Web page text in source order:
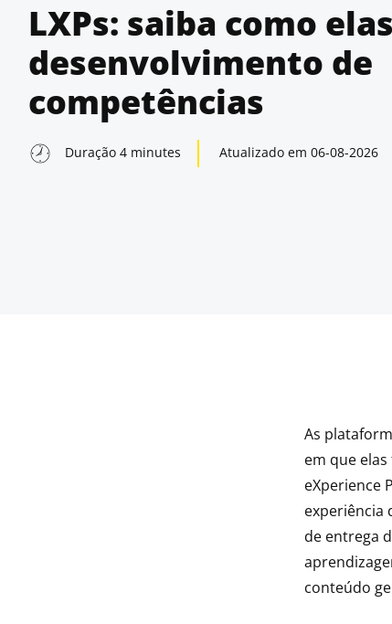
LXPs: saiba como
desenvolvimento de
competências
Duração 4 minutes Atualizado em 06-08-2026
As
em que
eXperience
experiência
de entrega
conteúdo